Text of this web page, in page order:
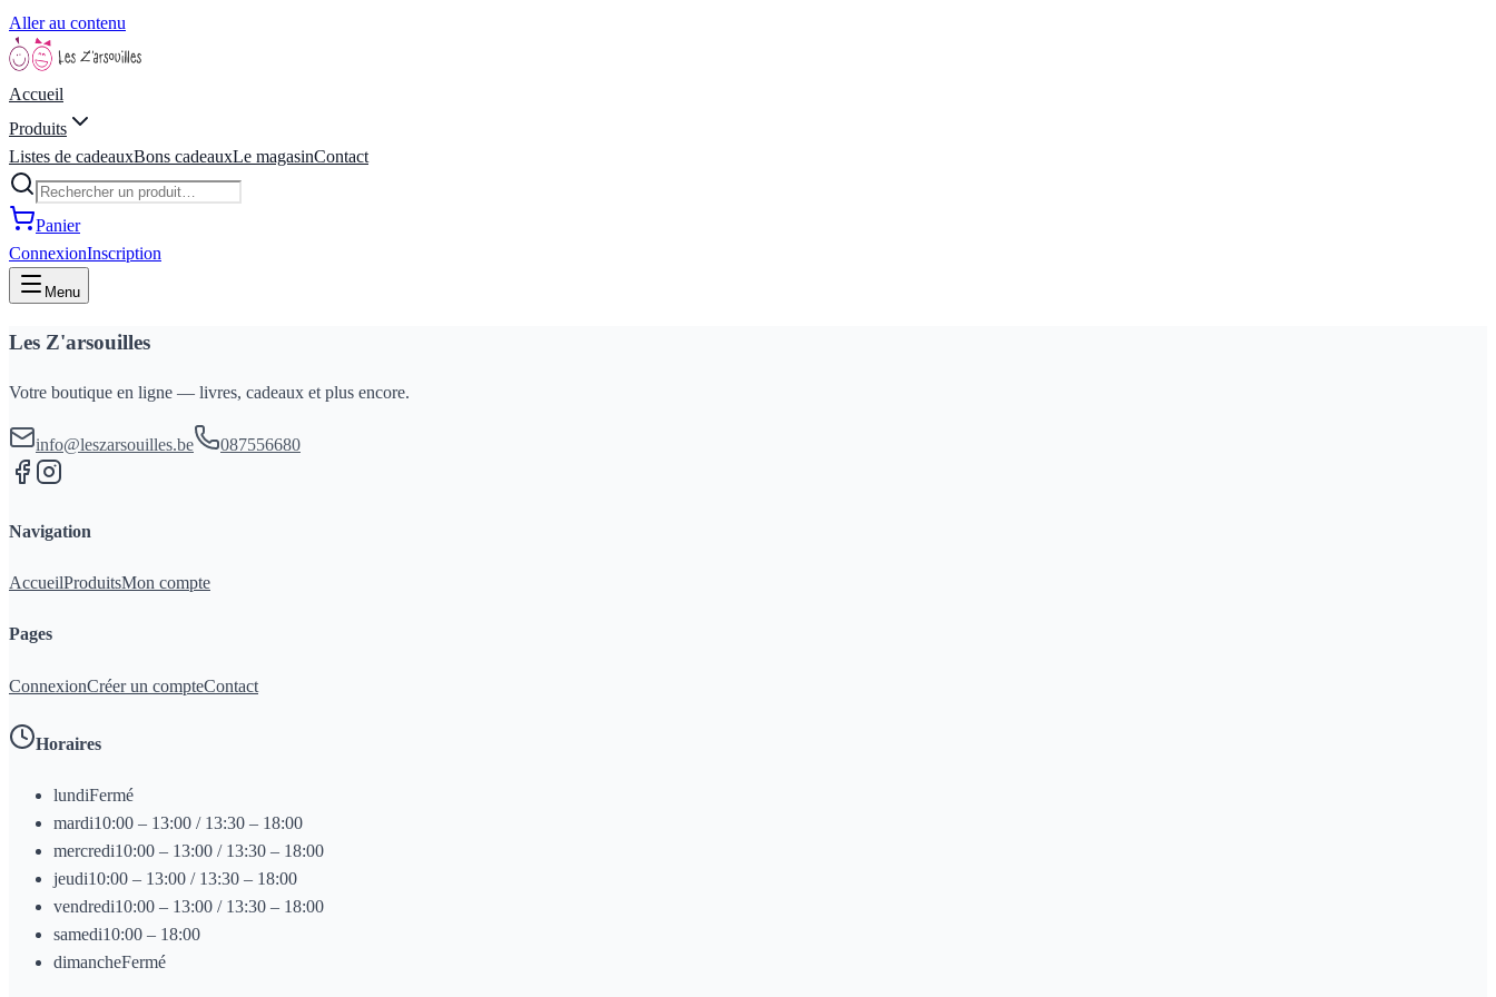
Aller au contenu
Accueil
Produits
Listes de cadeauxBons cadeauxLe magasinContact
Panier
ConnexionInscription
Menu
Les Z'arsouilles
Votre boutique en ligne — livres, cadeaux et plus encore.
info@leszarsouilles.be 087556680
Navigation
AccueilProduitsMon compte
Pages
ConnexionCréer un compteContact
Horaires
lundiFermé
mardi10:00 – 13:00 / 13:30 – 18:00
mercredi10:00 – 13:00 / 13:30 – 18:00
jeudi10:00 – 13:00 / 13:30 – 18:00
vendredi10:00 – 13:00 / 13:30 – 18:00
samedi10:00 – 18:00
dimancheFermé